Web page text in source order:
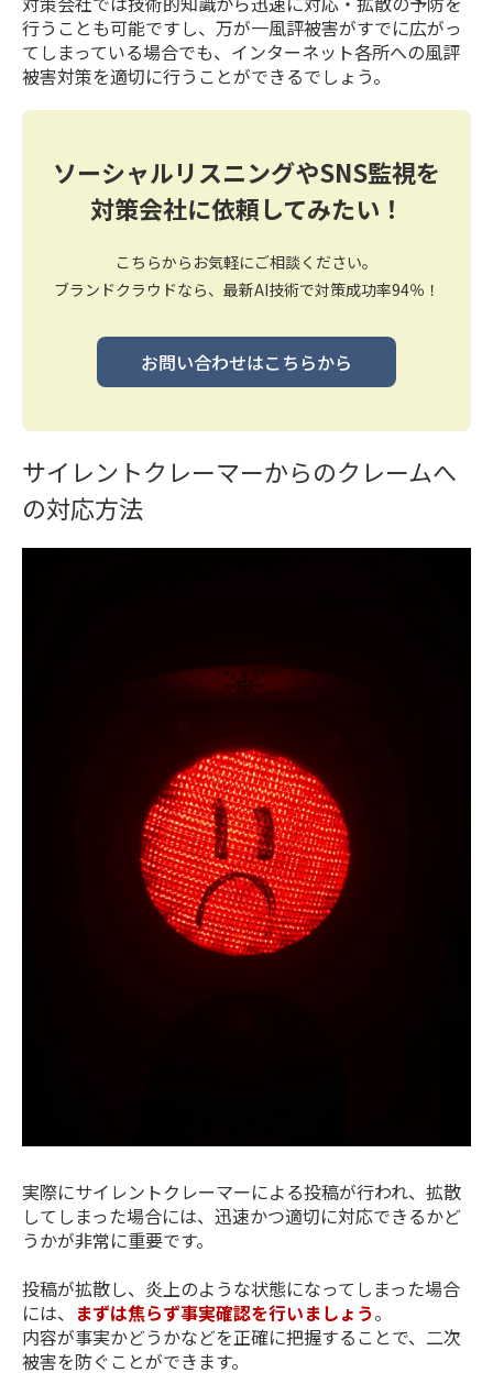
行うことも可能ですし、万が一風評被害がすでに広がっ
てしまっている場合でも、インターネット各所への風評
被害対策を適切に行うことができるでしょう。
ソーシャルリスニングやSNS監視を
対策会社に依頼してみたい！
こちらからお気軽にご相談ください。
ブランドクラウドなら、最新AI技術で対策成功率94％！
お問い合わせはこちらから
サイレントクレーマーからのクレームへ
の対応方法
実際にサイレントクレーマーによる投稿が行われ、拡散
してしまった場合には、迅速かつ適切に対応できるかど
うかが非常に重要です。
投稿が拡散し、炎上のような状態になってしまった場合
には、 まずは焦らず事実確認を行いましょう。
内容が事実かどうかなどを正確に把握することで、二次
被害を防ぐことができます。